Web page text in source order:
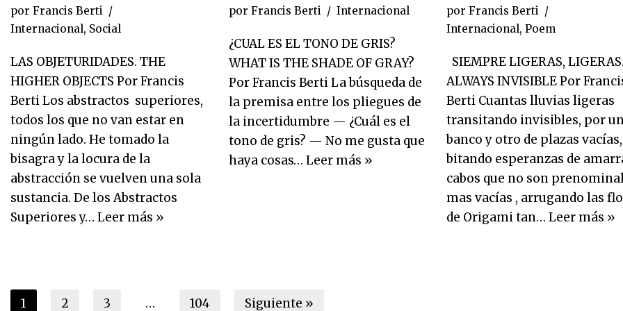
por Francis Berti
Internacional, Social
LAS OBJETURIDADES. THE
HIGHER OBJECTS Por Francis
Berti Los abstractos superiores,
todos los que no van estar en
ningún lado. He tomado la
bisagra y la locura de la
abstracción se vuelven una sola
sustancia. De los Abstractos
Superiores y… Leer más »
por Francis Berti Internacional
¿CUAL ES EL TONO DE GRIS?
WHAT IS THE SHADE OF GRAY?
Por Francis Berti La búsqueda de
la premisa entre los pliegues de
la incertidumbre — ¿Cuál es el
tono de gris? — No me gusta que
haya cosas… Leer más »
porFrancis Berti
Internacional,Poem
SIEMPRE LIGERAS, LIGERAS.
ALWAYS INVISIBLE Por
Berti Cuantas lluvias ligeras
transitando invisibles, por
banco y otro de plazas vacías,
bitando esperanzas de
cabos que no son
mas vacías , arrugando las
de Origami tan…Leer más »
1 2 3 … 104 Siguiente »